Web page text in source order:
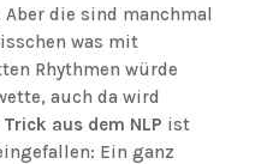
die sind manchmal
was mit
Rhythmen würde
auch da wird
Trick aus dem NLP ist
Ein ganz